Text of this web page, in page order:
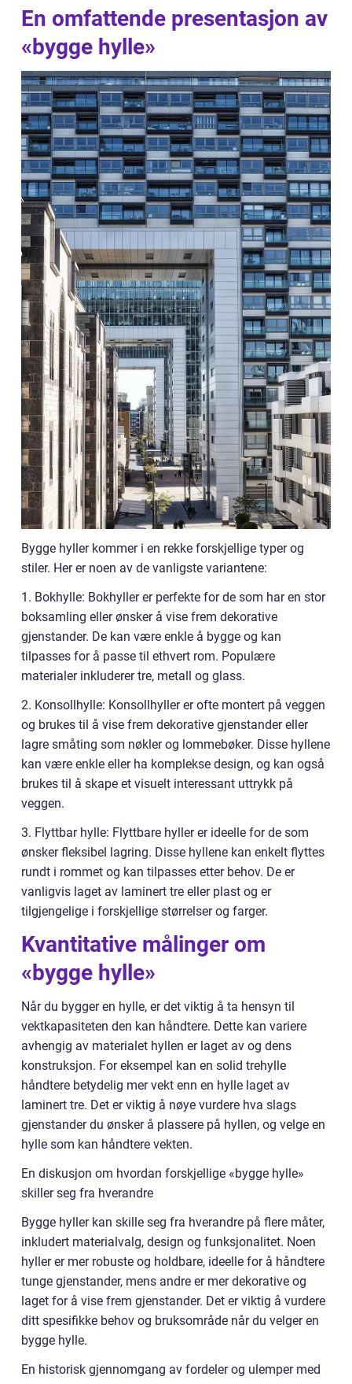
En omfattende presentasjon av
«bygge hylle»
Bygge hyller kommer i en rekke forskjellige typer og
stiler. Her er noen av de vanligste variantene:
1. Bokhylle: Bokhyller er perfekte for de som har en stor
boksamling eller ønsker å vise frem dekorative
gjenstander. De kan være enkle å bygge og kan
tilpasses for å passe til ethvert rom. Populære
materialer inkluderer tre, metall og glass.
2. Konsollhylle: Konsollhyller er ofte montert på veggen
og brukes til å vise frem dekorative gjenstander eller
lagre småting som nøkler og lommebøker. Disse hyllene
kan være enkle eller ha komplekse design, og kan også
brukes til å skape et visuelt interessant uttrykk på
veggen.
3. Flyttbar hylle: Flyttbare hyller er ideelle for de som
ønsker fleksibel lagring. Disse hyllene kan enkelt flyttes
rundt i rommet og kan tilpasses etter behov. De er
vanligvis laget av laminert tre eller plast og er
tilgjengelige i forskjellige størrelser og farger.
Kvantitative målinger om
«bygge hylle»
Når du bygger en hylle, er det viktig å ta hensyn til
vektkapasiteten den kan håndtere. Dette kan variere
avhengig av materialet hyllen er laget av og dens
konstruksjon. For eksempel kan en solid trehylle
håndtere betydelig mer vekt enn en hylle laget av
laminert tre. Det er viktig å nøye vurdere hva slags
gjenstander du ønsker å plassere på hyllen, og velge en
hylle som kan håndtere vekten.
En diskusjon om hvordan forskjellige «bygge hylle»
skiller seg fra hverandre
Bygge hyller kan skille seg fra hverandre på flere måter,
inkludert materialvalg, design og funksjonalitet. Noen
hyller er mer robuste og holdbare, ideelle for å håndtere
tunge gjenstander, mens andre er mer dekorative og
laget for å vise frem gjenstander. Det er viktig å vurdere
ditt spesifikke behov og bruksområde når du velger en
bygge hylle.
En historisk gjennomgang av fordeler og ulemper med